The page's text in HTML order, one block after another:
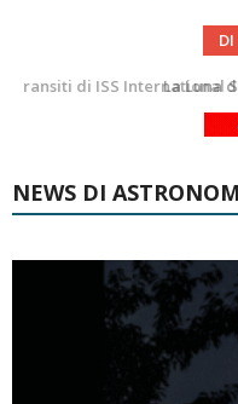
La Luna del
Le
NEWS DI